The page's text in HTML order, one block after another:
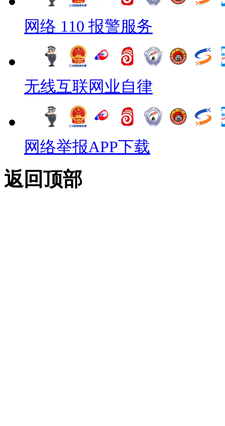
网络 110 报警服务
无线互联网业自律
网络举报APP下载
返回顶部